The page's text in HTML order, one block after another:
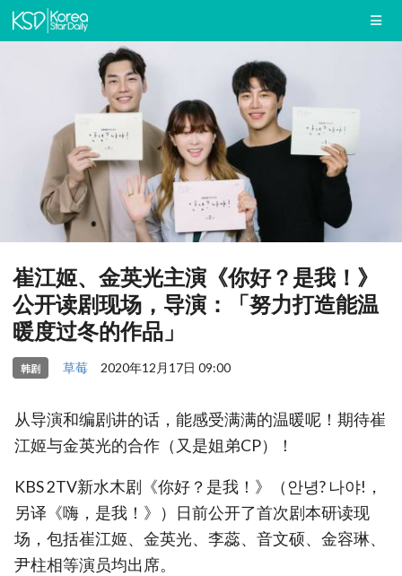
崔江姬、金英光主演《你好？是我！》
公开读剧现场，导演：「努力打造能温
暖度过冬的作品」
韩剧 草莓 2020年12月17日 09:00
从导演和编剧讲的话，能感受满满的温暖呢！期待崔
江姬与金英光的合作（又是姐弟CP）！
KBS 2TV新水木剧《你好？是我！》（안녕? 나야!，
另译《嗨，是我！》）日前公开了首次剧本研读现
场，包括崔江姬、金英光、李蕊、音文硕、金容琳、
尹柱相等演员均出席。